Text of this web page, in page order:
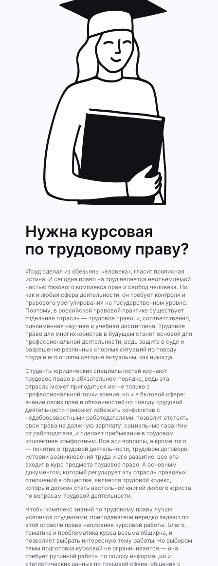
Нужна курсовая
по трудовому праву?
«Труд сделал из обезьяны человека», гласит прописная
истина. И сегодня право на труд является неотъемлемой
частью базового комплекса прав и свобод человека. Но,
как и любая сфера деятельности, он требует контроля и
правового урегулирования на государственном уровне.
Поэтому, в российской правовой практике существует
отдельная отрасль — трудовое право, и, соответственно,
одноименная научная и учебная дисциплина. Трудовое
право для многих юристов в будущем станет основой для
профессиональной деятельности, ведь защита в суде и
разрешение различных спорных ситуаций по поводу
труда и его оплаты сегодня актуальны, как никогда.
Студенты юридических специальностей изучают
трудовое право в обязательном порядке, ведь эта
отрасль может пригодиться им не только с
профессиональной точки зрения, но и в бытовой сфере:
знание своих прав и обязанностей по поводу трудовой
деятельности поможет избежать конфликтов с
недобросовестными работодателями, позволит отстоять
свои права на должную зарплату, социальные гарантии
от работодателя, и сделает пребывание в трудовом
коллективе комфортным. Все эти вопросы, а кроме того
— понятие о трудовой деятельности, трудовом договоре,
истории возникновения труда и его развитие, все это
входит в курс предмета трудовое право. А основным
документом, который регулирует эту отрасль правовых
отношений в обществе, является трудовой кодекс,
который должен стать настольной книгой любого юриста
по вопросам трудовой деятельности.
Чтобы комплекс знаний по трудовому праву лучше
усвоился студентами, преподаватели нередко задают по
этой отрасли права написание курсовой работы. Благо,
тематика и проблематика курса весьма обширна, и
позволяет выбрать интересную тему работы. Но выбором
темы подготовка курсовой не ограничивается — она
требует рутинной работы по поиску информации и
статистических данных по трудовой сфере, общения с